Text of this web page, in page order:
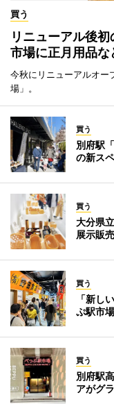
買う
リニューアル後
市場に正月用品な
今秋にリニューアルオー
場」。
買う
別府駅
の新ス
買う
大分県
展示販
買う
「新し
ぷ駅市
買う
別府駅
アがグ